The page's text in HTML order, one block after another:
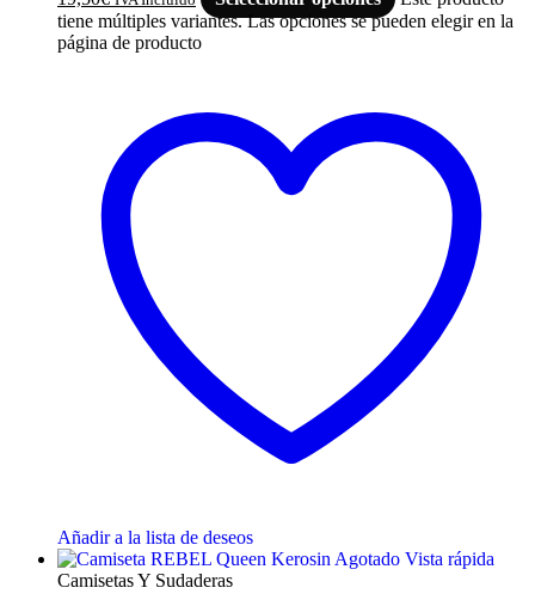
tiene múltiples variantes. Las opciones se pueden elegir en la
página de producto
Añadir a la lista de deseos
Agotado Vista rápida
Camisetas Y Sudaderas